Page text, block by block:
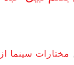
, مختارات سينما